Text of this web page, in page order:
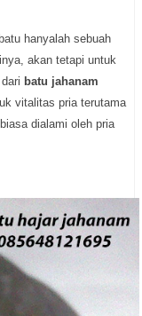
hanyalah sebuah
akan tetapi untuk
batu jahanam
vitalitas pria terutama
dialami oleh pria